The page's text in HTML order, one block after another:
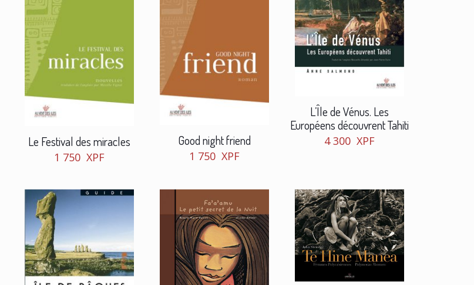
Le Festival des miracles
1 750 XPF
Good night friend
1 750 XPF
L’Île de Vénus. Les
Européens découvrent Tahiti
4 300 XPF